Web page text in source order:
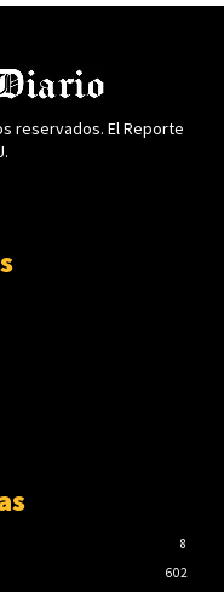
reservados. El Reporte
8
602